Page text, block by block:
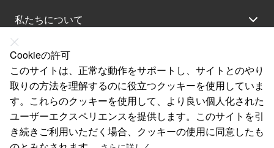
私たちについて
法律声明
ヘルプ
サービス
リンク
Cookieの許可
このサイトは、正常な動作をサポートし、サイトとのやり
取りの方法を理解するのに役立つクッキーを使用していま
す。これらのクッキーを使用して、より良い個人化された
ユーザーエクスペリエンスを提供します。このサイトを引
き続きご利用いただく場合、クッキーの使用に同意したも